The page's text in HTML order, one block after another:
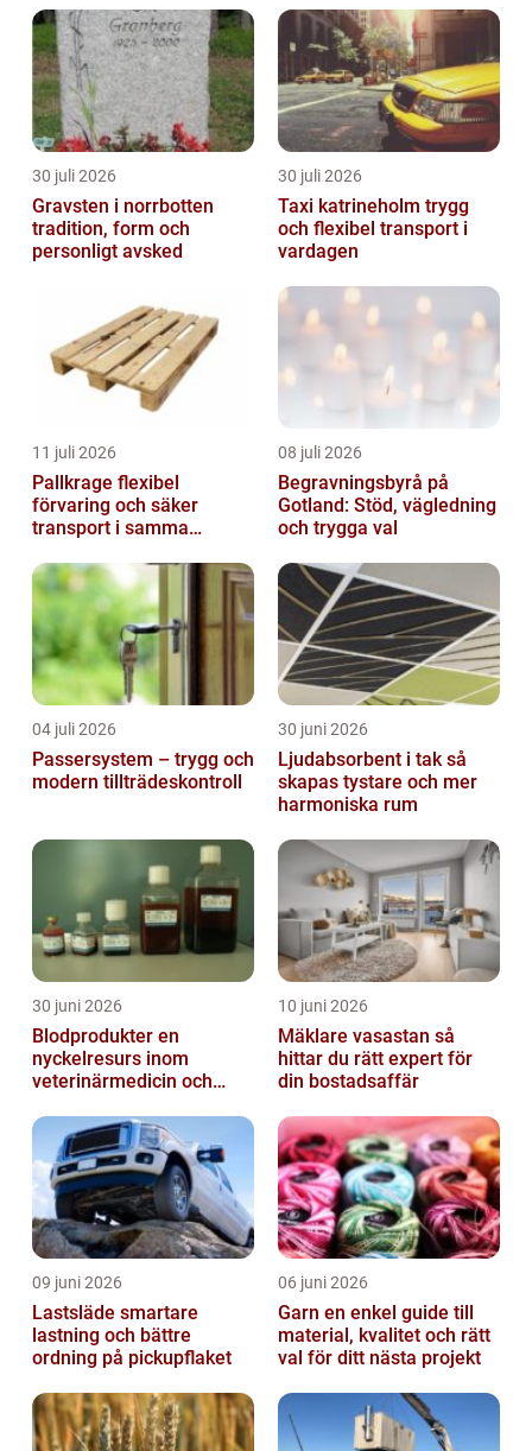
30 juli 2026
Gravsten i norrbotten
tradition, form och
personligt avsked
30 juli 2026
Taxi katrineholm trygg
och flexibel transport i
vardagen
11 juli 2026
Pallkrage flexibel
förvaring och säker
transport i samma
08 juli 2026
Begravningsbyrå på
Gotland: Stöd, vägledning
och trygga val
04 juli 2026
Passersystem – trygg och
modern tillträdeskontroll
30 juni 2026
Ljudabsorbent i tak så
skapas tystare och mer
harmoniska rum
30 juni 2026
Blodprodukter en
nyckelresurs inom
veterinärmedicin och
10 juni 2026
Mäklare vasastan så
hittar du rätt expert för
din bostadsaffär
09 juni 2026
Lastsläde smartare
lastning och bättre
ordning på pickupflaket
06 juni 2026
Garn en enkel guide till
material, kvalitet och rätt
val för ditt nästa projekt